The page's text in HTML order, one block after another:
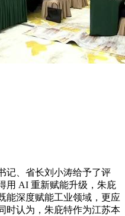
记、省长刘小涛给予了评
用 AI 重新赋能升级，朱庇
能深度赋能工业领域，更应
时认为，朱庇特作为江苏本